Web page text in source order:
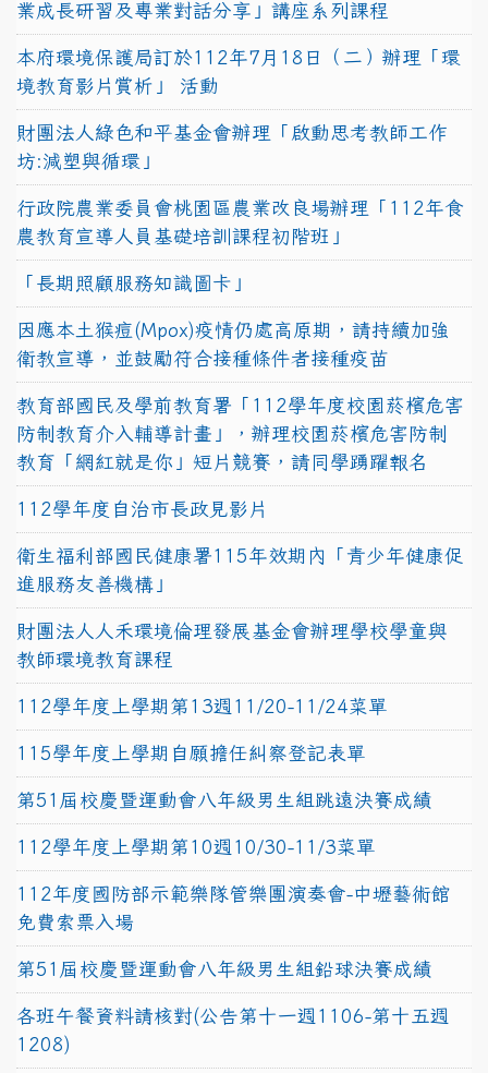
業成長研習及專業對話分享」講座系列課程
本府環境保護局訂於112年7月18日（二）辦理「環
境教育影片賞析」 活動
財團法人綠色和平基金會辦理「啟動思考教師工作
坊:減塑與循環」
行政院農業委員會桃園區農業改良場辦理「112年食
農教育宣導人員基礎培訓課程初階班」
「長期照顧服務知識圖卡」
因應本土猴痘(Mpox)疫情仍處高原期，請持續加強
衛教宣導，並鼓勵符合接種條件者接種疫苗
教育部國民及學前教育署「112學年度校園菸檳危害
防制教育介入輔導計畫」，辦理校園菸檳危害防制
教育「網紅就是你」短片競賽，請同學踴躍報名
112學年度自治市長政見影片
衛生福利部國民健康署115年效期內「青少年健康促
進服務友善機構」
財團法人人禾環境倫理發展基金會辦理學校學童與
教師環境教育課程
112學年度上學期第13週11/20-11/24菜單
115學年度上學期自願擔任糾察登記表單
第51屆校慶暨運動會八年級男生組跳遠決賽成績
112學年度上學期第10週10/30-11/3菜單
112年度國防部示範樂隊管樂團演奏會-中壢藝術館
免費索票入場
第51屆校慶暨運動會八年級男生組鉛球決賽成績
各班午餐資料請核對(公告第十一週1106-第十五週
1208)